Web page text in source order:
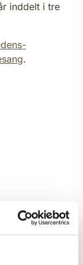
inddelt i tre
.